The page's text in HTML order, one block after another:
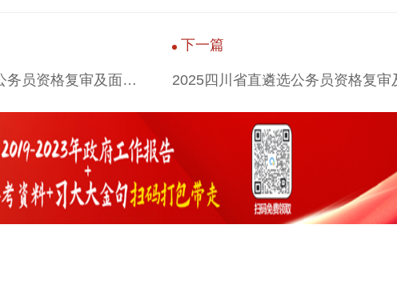
2025贵州省市直遴选公务员资格复审及面试公告汇总
下一篇